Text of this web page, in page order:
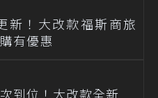
新！大改款福斯商旅
有優惠
到位！大改款全新